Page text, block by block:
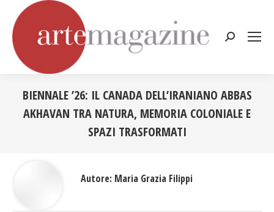
Cerca:
BIENNALE ’26: IL CANADA DELL’IRANIANO ABBAS
AKHAVAN TRA NATURA, MEMORIA COLONIALE E
SPAZI TRASFORMATI
Autore: Maria Grazia Filippi